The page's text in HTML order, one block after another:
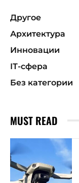
Другое
Архитектура
Инновации
ІТ-сфера
Без категории
MUST READ